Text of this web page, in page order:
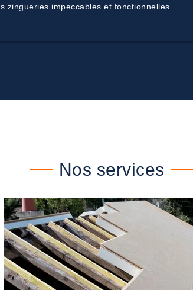
impeccables et fonctionnelles.
Nos services